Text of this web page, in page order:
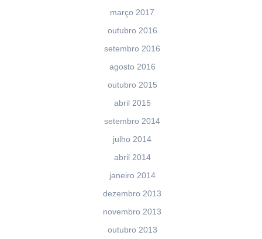
março 2017
outubro 2016
setembro 2016
agosto 2016
outubro 2015
abril 2015
setembro 2014
julho 2014
abril 2014
janeiro 2014
dezembro 2013
novembro 2013
outubro 2013